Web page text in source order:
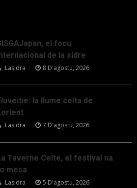
el focu
de la sidre
Lasidra 8 D'agostu, 2026
la llume celta de
Lasidra 7 D'agostu, 2026
Taverne Celte, el festival na
mesa
Lasidra 5 D'agostu, 2026